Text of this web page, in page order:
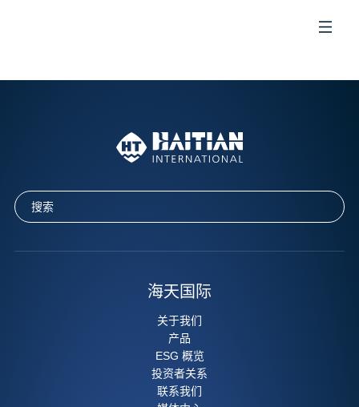
海天国际
关于我们
产品
ESG 概览
投资者关系
联系我们